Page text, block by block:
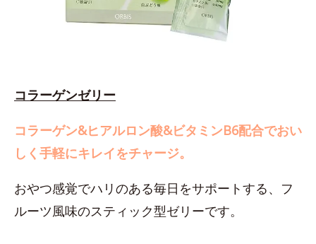
コラーゲンゼリー
コラーゲン&ヒアルロン酸&ビタミンB6配合でおい
しく手軽にキレイをチャージ。
おやつ感覚でハリのある毎日をサポートする、フ
ルーツ風味のスティック型ゼリーです。